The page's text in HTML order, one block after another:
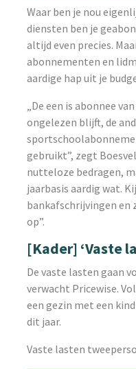
Waar ben je nou
diensten ben je
altijd even precies.
abonnementen en
aardige hap uit je
„De een is abonnee
ongelezen blijft, de
gebruikt”, zegt
nutteloze bedragen,
jaarbasis aardig wat.
bankafschrijvingen en
op”.
[Kader] ‘Vaste
De vaste lasten gaan
verwacht Pricewise.
een gezin met een
dit jaar.
Vaste lasten